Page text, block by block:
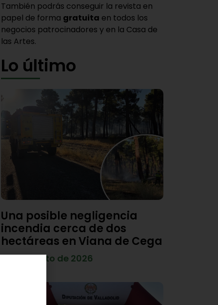
También podrás conseguir la revista en
papel de forma gratuita en todos los
negocios patrocinadores y en la Casa de
las Artes.
Lo último
Una posible negligencia
incendia cerca de dos
hectáreas en Viana de Cega
7 de agosto de 2026